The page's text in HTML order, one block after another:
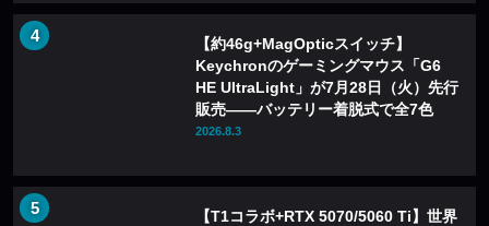
【約46g+MagOpticスイッチ】
Keychronのゲーミングマウス「G6
HE UltraLight」が7月28日（火）先行
販売——バッテリー着脱式で全7色
2026.8.3
【T1コラボ+RTX 5070/5060 Ti】世界